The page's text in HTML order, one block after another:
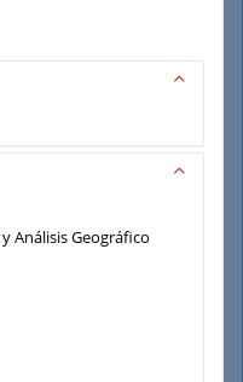
Análisis Geográfico